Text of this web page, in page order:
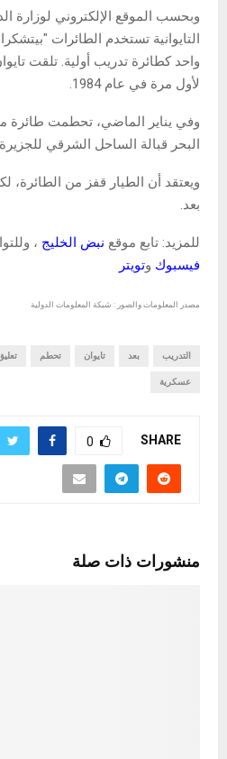
وبحسب الموقع الإلكتروني لوزارة
التايوانية تستخدم الطائرات
واحد كطائرة تدريب أولية. تلقت
لأول مرة في عام 1984.
البحر قبالة الساحل الشرقي للجزيرة
ويعتقد أن الطيار قفز من الطائرة،
بعد.
للمزيد: تابع موقع نبض الخليج ،
فيسبوك وتويتر
مصدر المعلومات والصور : شبكة المعلومات الدولية
التدريب بعد تايوان تحطم
عسكرية
SHARE
0
منشورات ذات صلة